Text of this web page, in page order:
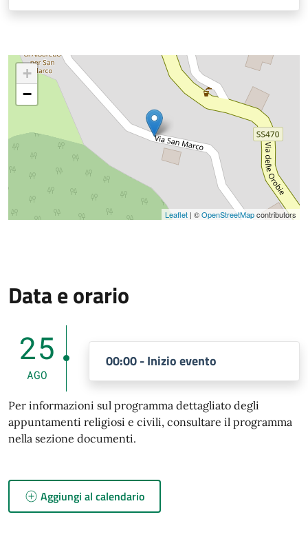
+
−
Leaflet | ©OpenStreetMapcontributors
Data e orario
25
AGO
00:00 - Inizio evento
Per informazioni sul programma dettagliato degli
appuntamenti religiosi e civili, consultare il programma
nella sezione documenti.
Aggiungi al calendario